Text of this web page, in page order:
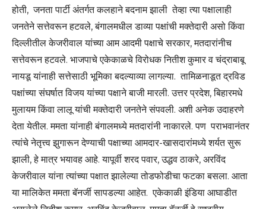
होती, जनता पार्टी अंतर्गत कलहाने बदनाम झाली तेव्हा त्या पक्षालाही
जनतेने सत्तेवरून हटवले, बंगालमधील डाव्या पक्षांची मक्तेदारी असो किंवा
दिल्लीतील केजरीवाल यांच्या आम आदमी पक्षाचे सरकार, मतदारांनीच
सत्तेवरून हटवले. भाजपाचे एकेकाळचे विरोधक नितीश कुमार व चंद्राबाबू
नायडू यांनाही सत्तेसाठी भूमिका बदल्याव्या लागल्या. तामिळनाडूत द्रविड
पक्षांच्या संघर्षात विजय यांच्या पक्षाने बाजी मारली. उत्तर प्रदेश, बिहारमधे
मुलायम किंवा लालू यांची मक्तेदारी जनतेने संपवली. अशी अनेक उदाहरणे
देता येतील. ममता यांनाही बंगालमध्ये मतदारांनी नाकारले. पण पराभवानंतर
त्यांचे नेतृत्त्व झुगारून देण्याची पक्षाच्या आमदार-खासदारांमध्ये शर्यत सुरू
झाली, हे मात्र भयावह आहे. यापूर्वी शरद पवार, उद्धव ठाकरे, अरविंद
केजरीवाल यांना त्यांच्या पक्षात झालेल्या तोडफोडीचा फटका बसला. आता
या मालिकेत ममता बॅनर्जी सापडल्या आहेत. एकेकाळी इंडिया आघाडीत